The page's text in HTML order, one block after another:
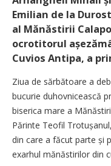
Emilian de la
al Mănăstirii
ocrotitorul
Cuvios Antipa, a
Ziua de sărbătoare a
bucurie duhovnicească
biserica mare a
Părinte Teofil
din care a făcut parte și
exarhul mănăstirilor din